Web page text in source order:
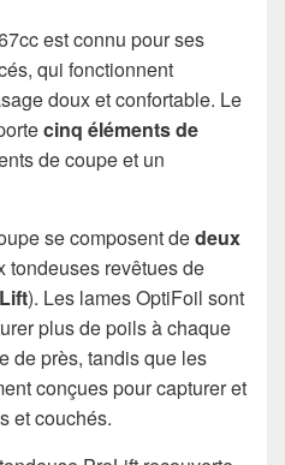
est connu pour ses
qui fonctionnent
doux et confortable. Le
cinq éléments de
de coupe et un
se composent dedeux
tondeuses revêtues de
). Les lames OptiFoil sont
plus de poils à chaque
de près, tandis que les
conçues pour capturer et
et couchés.